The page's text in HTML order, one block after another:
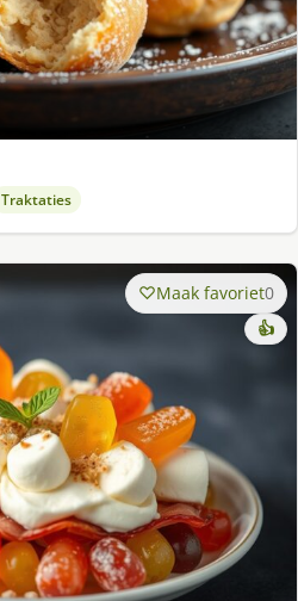
Traktaties
Maak favoriet0
👍